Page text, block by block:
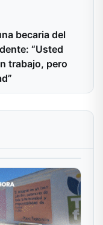
becaria del
“Usted
trabajo, pero